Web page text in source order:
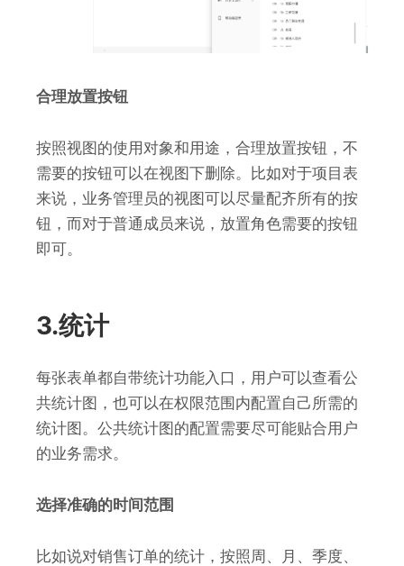
合理放置按钮
按照视图的使用对象和用途，合理放置按钮，不
需要的按钮可以在视图下删除。比如对于项目表
来说，业务管理员的视图可以尽量配齐所有的按
钮，而对于普通成员来说，放置角色需要的按钮
即可。
3.统计
每张表单都自带统计功能入口，用户可以查看公
共统计图，也可以在权限范围内配置自己所需的
统计图。公共统计图的配置需要尽可能贴合用户
的业务需求。
选择准确的时间范围
比如说对销售订单的统计，按照周、月、季度、